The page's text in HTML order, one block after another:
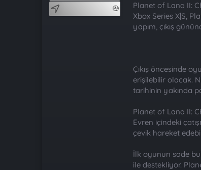
n
Planet of Lana II:
Xbox Series X|S,
yapım, çıkış
Çıkış öncesinde
erişilebilir olacak.
tarihinin yakında
Planet of Lana II:
Evren içindeki
çevik hareket
İlk oyunun sade
ile destekliyor.